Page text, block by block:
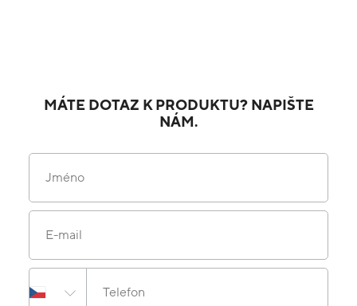
MÁTE DOTAZ K PRODUKTU? NAPIŠTE
NÁM.
Jméno
E-mail
Telefon